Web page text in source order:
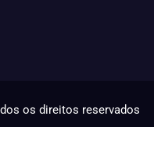
os direitos reservados